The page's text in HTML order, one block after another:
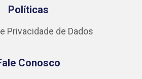
Políticas
Privacidade de Dados
Conosco